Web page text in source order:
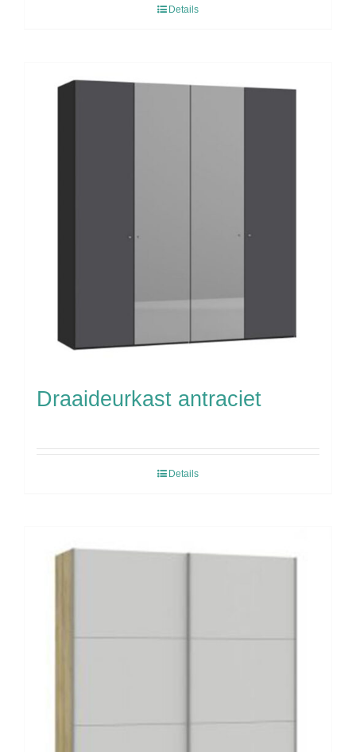
Details
Draaideurkast antraciet
Details